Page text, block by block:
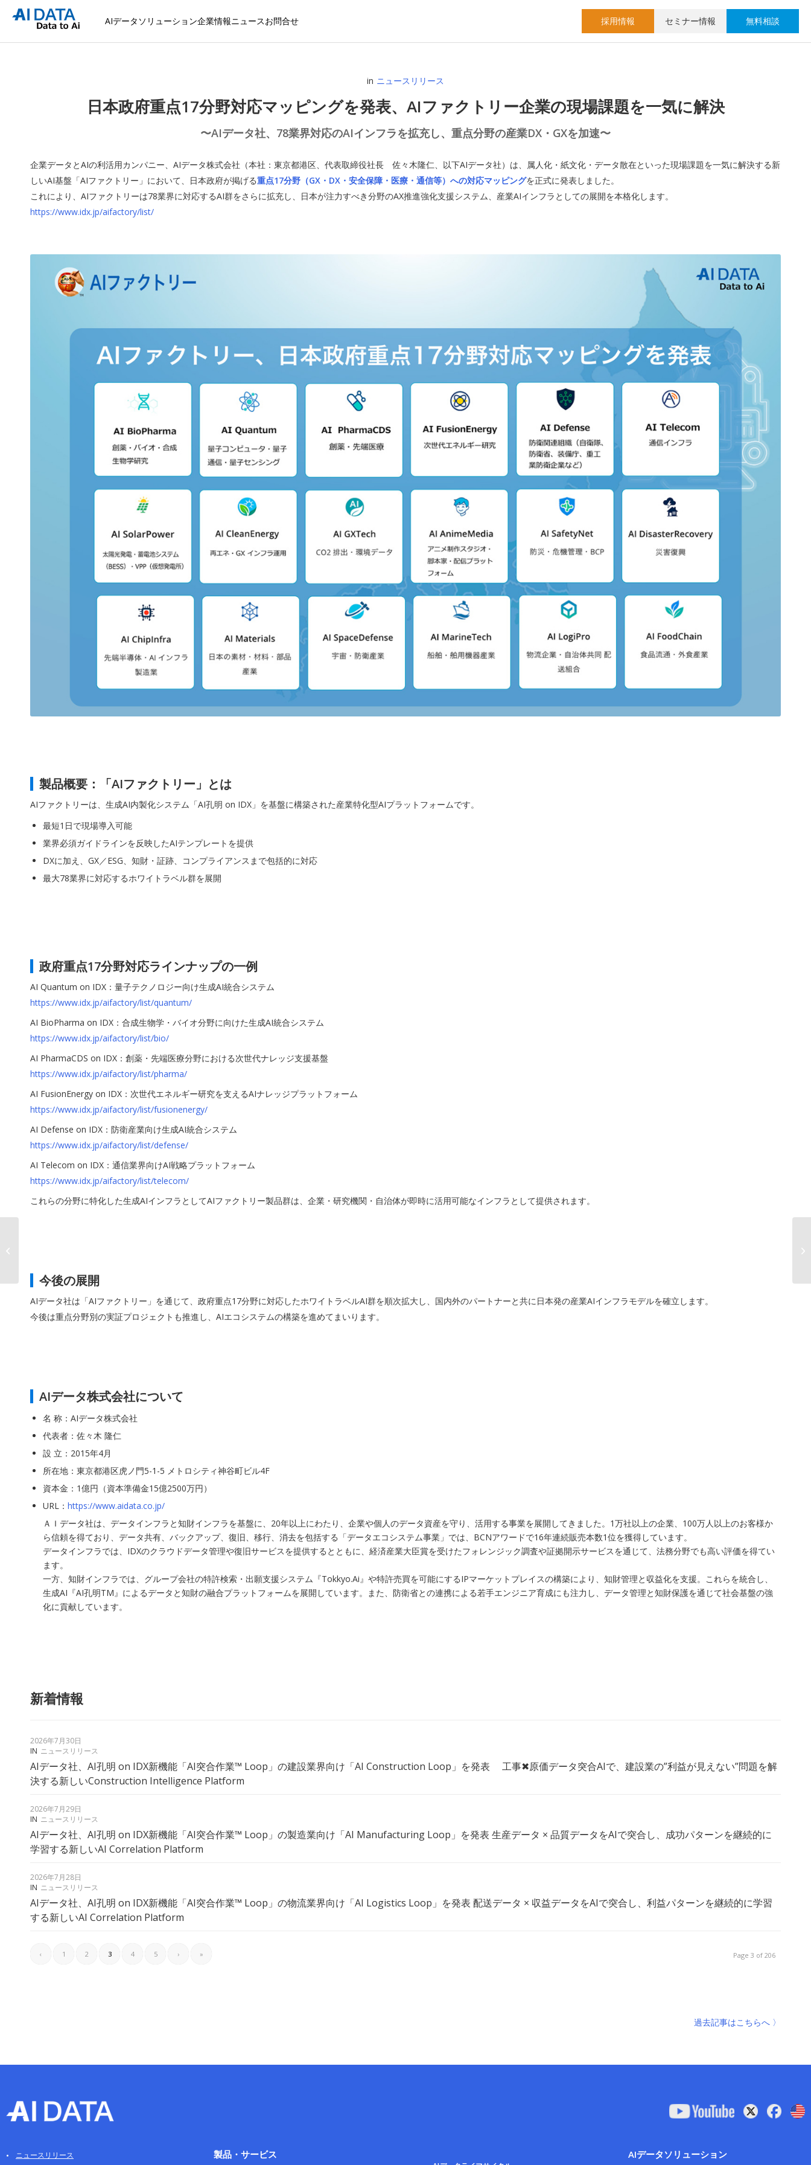
AIデータソリューション企業情報ニュースお問合せ 採用情報 セミナー情報 無料相談
in ニュースリリース
日本政府重点17分野対応マッピングを発表、AIファクトリー企業の現場課題を一気に解決
〜AIデータ社、78業界対応のAIインフラを拡充し、重点分野の産業DX・GXを加速〜
企業データとAIの利活用カンパニー、AIデータ株式会社（本社：東京都港区、代表取締役社長 佐々木隆仁、以下AIデータ社）は、属人化・紙文化・データ散在といった現場課題を一気に解決する新
しいAI基盤「AIファクトリー」において、日本政府が掲げる重点17分野（GX・DX・安全保障・医療・通信等）への対応マッピングを正式に発表しました。
これにより、AIファクトリーは78業界に対応するAI群をさらに拡充し、日本が注力すべき分野のAX推進強化支援システム、産業AIインフラとしての展開を本格化します。
https://www.idx.jp/aifactory/list/
製品概要：「AIファクトリー」とは
AIファクトリーは、生成AI内製化システム「AI孔明 on IDX」を基盤に構築された産業特化型AIプラットフォームです。
最短1日で現場導入可能
業界必須ガイドラインを反映したAIテンプレートを提供
DXに加え、GX／ESG、知財・証跡、コンプライアンスまで包括的に対応
最大78業界に対応するホワイトラベル群を展開
政府重点17分野対応ラインナップの一例
AI Quantum on IDX：量子テクノロジー向け生成AI統合システム
https://www.idx.jp/aifactory/list/quantum/
AI BioPharma on IDX：合成生物学・バイオ分野に向けた生成AI統合システム
https://www.idx.jp/aifactory/list/bio/
AI PharmaCDS on IDX：創薬・先端医療分野における次世代ナレッジ支援基盤
https://www.idx.jp/aifactory/list/pharma/
AI FusionEnergy on IDX：次世代エネルギー研究を支えるAIナレッジプラットフォーム
https://www.idx.jp/aifactory/list/fusionenergy/
AI Defense on IDX：防衛産業向け生成AI統合システム
https://www.idx.jp/aifactory/list/defense/
AI Telecom on IDX：通信業界向けAI戦略プラットフォーム
https://www.idx.jp/aifactory/list/telecom/
これらの分野に特化した生成AIインフラとしてAIファクトリー製品群は、企業・研究機関・自治体が即時に活用可能なインフラとして提供されます。
今後の展開
AIデータ社は「AIファクトリー」を通じて、政府重点17分野に対応したホワイトラベルAI群を順次拡大し、国内外のパートナーと共に日本発の産業AIインフラモデルを確立します。
今後は重点分野別の実証プロジェクトも推進し、AIエコシステムの構築を進めてまいります。
AIデータ株式会社について
名 称：AIデータ株式会社
代表者：佐々木 隆仁
設 立：2015年4月
所在地：東京都港区虎ノ門5-1-5 メトロシティ神谷町ビル4F
資本金：1億円（資本準備金15億2500万円）
URL： https://www.aidata.co.jp/
ＡＩデータ社は、データインフラと知財インフラを基盤に、20年以上にわたり、企業や個人のデータ資産を守り、活用する事業を展開してきました。1万社以上の企業、100万人以上のお客様か
ら信頼を得ており、データ共有、バックアップ、復旧、移行、消去を包括する「データエコシステム事業」では、BCNアワードで16年連続販売本数1位を獲得しています。
データインフラでは、IDXのクラウドデータ管理や復旧サービスを提供するとともに、経済産業大臣賞を受けたフォレンジック調査や証拠開示サービスを通じて、法務分野でも高い評価を得てい
ます。
一方、知財インフラでは、グループ会社の特許検索・出願支援システム『Tokkyo.Ai』や特許売買を可能にするIPマーケットプレイスの構築により、知財管理と収益化を支援。これらを統合し、
生成AI『AI孔明TM』によるデータと知財の融合プラットフォームを展開しています。また、防衛省との連携による若手エンジニア育成にも注力し、データ管理と知財保護を通じて社会基盤の強
化に貢献しています。
新着情報
2026年7月30日
IN ニュースリリース
AIデータ社、AI孔明 on IDX新機能「AI突合作業™︎ Loop」の建設業界向け「AI Construction Loop」を発表 工事✖︎原価データ突合AIで、建設業の”利益が見えない”問題を解
決する新しいConstruction Intelligence Platform
2026年7月29日
IN ニュースリリース
AIデータ社、AI孔明 on IDX新機能「AI突合作業™ Loop」の製造業向け「AI Manufacturing Loop」を発表 生産データ × 品質データをAIで突合し、成功パターンを継続的に
学習する新しいAI Correlation Platform
2026年7月28日
IN ニュースリリース
AIデータ社、AI孔明 on IDX新機能「AI突合作業™ Loop」の物流業界向け「AI Logistics Loop」を発表 配送データ × 収益データをAIで突合し、利益パターンを継続的に学習
する新しいAI Correlation Platform
Page 3 of 206
‹ 1 2 3 4 5 › »
過去記事はこちらへ 〉
ニュースリリース 製品・サービス AIデータソリューション